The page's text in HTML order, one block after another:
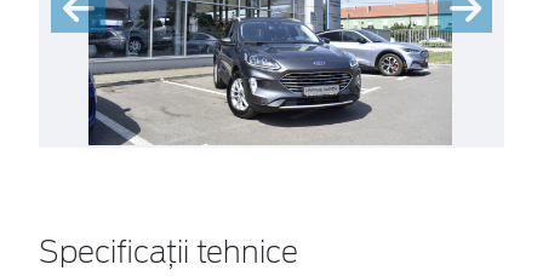
Specificații tehnice